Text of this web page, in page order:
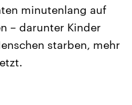
aus
USA
Aktuelle Beiträge,
Hintergründe
Wirtschaftlich und
gehören die Vereinigten
den mächtigsten Ländern
minutenlang auf
– darunter Kinder
starben, mehr